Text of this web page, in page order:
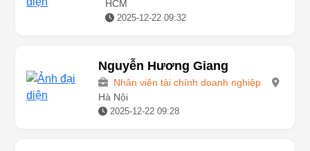
NHÂN VIÊN MARKETING
HCM
Nguyễn Hương Giang
Nhân viên tài chính doanh nghiệp
Hà Nội